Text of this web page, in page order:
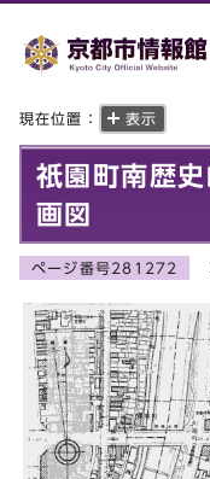
現在位置： 表示
祇園町南歴
画図
ページ番号281272